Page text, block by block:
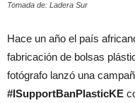
Tomada de: Ladera Sur
Hace un año el país
fabricación de bolsas
fotógrafo lanzó una
#ISupportBanPlasticKE